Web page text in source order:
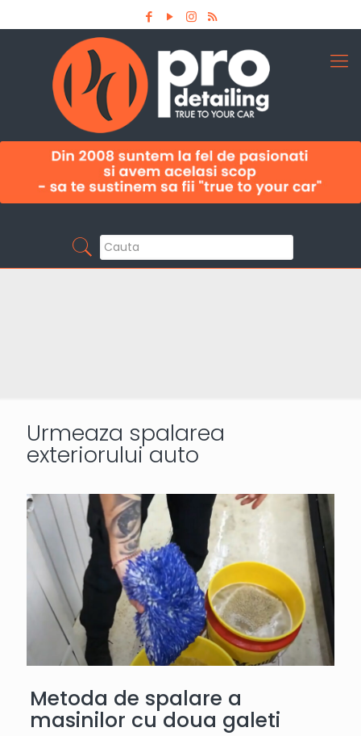
Urmeaza spalarea
exteriorului auto
Metoda de spalare a
masinilor cu doua galeti
Aboneaza-te la newsletter
Pro Detailing
Sunt primul care afla noutatile din domeniu la